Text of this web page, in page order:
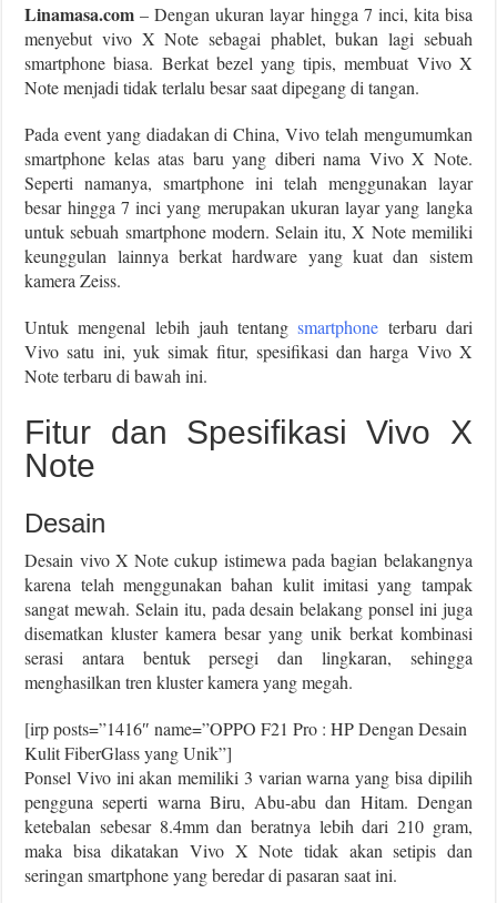
Linamasa.com – Dengan ukuran layar hingga 7 inci, kita bisa
menyebut vivo X Note sebagai phablet, bukan lagi sebuah
smartphone biasa. Berkat bezel yang tipis, membuat Vivo X
Note menjadi tidak terlalu besar saat dipegang di tangan.
Pada event yang diadakan di China, Vivo telah mengumumkan
smartphone kelas atas baru yang diberi nama Vivo X Note.
Seperti namanya, smartphone ini telah menggunakan layar
besar hingga 7 inci yang merupakan ukuran layar yang langka
untuk sebuah smartphone modern. Selain itu, X Note memiliki
keunggulan lainnya berkat hardware yang kuat dan sistem
kamera Zeiss.
Untuk mengenal lebih jauh tentangsmartphone terbaru dari
Vivo satu ini, yuk simak fitur, spesifikasi dan harga Vivo X
Note terbaru di bawah ini.
Fitur dan Spesifikasi Vivo X
Note
Desain
Desain vivo X Note cukup istimewa pada bagian belakangnya
karena telah menggunakan bahan kulit imitasi yang tampak
sangat mewah. Selain itu, pada desain belakang ponsel ini juga
disematkan kluster kamera besar yang unik berkat kombinasi
serasi antara bentuk persegi dan lingkaran, sehingga
menghasilkan tren kluster kamera yang megah.
[irp posts=”1416″ name=”OPPO F21 Pro : HP Dengan Desain
Kulit FiberGlass yang Unik”]
Ponsel Vivo ini akan memiliki 3 varian warna yang bisa dipilih
pengguna seperti warna Biru, Abu-abu dan Hitam. Dengan
ketebalan sebesar 8.4mm dan beratnya lebih dari 210 gram,
maka bisa dikatakan Vivo X Note tidak akan setipis dan
seringan smartphone yang beredar di pasaran saat ini.